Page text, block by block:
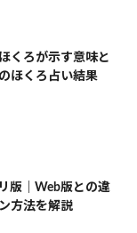
くろが示す意味と
ほくろ占い結果
版｜Web版との違
方法を解説